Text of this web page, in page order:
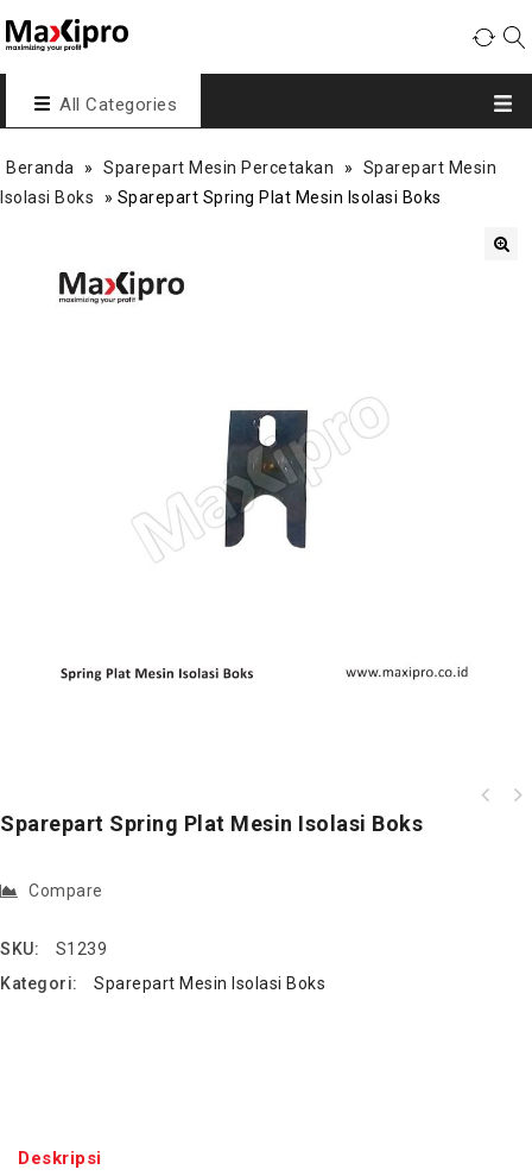
All Categories
Beranda » Sparepart Mesin Percetakan »
Sparepart Mesin
Isolasi Boks
» Sparepart Spring Plat Mesin Isolasi Boks
Sparepart Spring Plat Mesin Isolasi Boks
Compare
SKU:
S1239
Kategori:
Sparepart Mesin Isolasi Boks
Deskripsi